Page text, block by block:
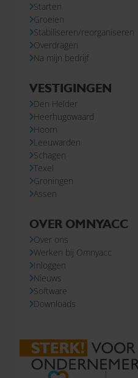
Starten
Groeien
Stabiliseren/reorganiseren
Overdragen
Na mijn bedrijf
VESTIGINGEN
Den Helder
Heerhugowaard
Hoorn
Leeuwarden
Schagen
Texel
Groningen
Assen
OVER OMNYACC
Over ons
Werken bij Omnyacc
Inloggen
Nieuws
Software
Downloads